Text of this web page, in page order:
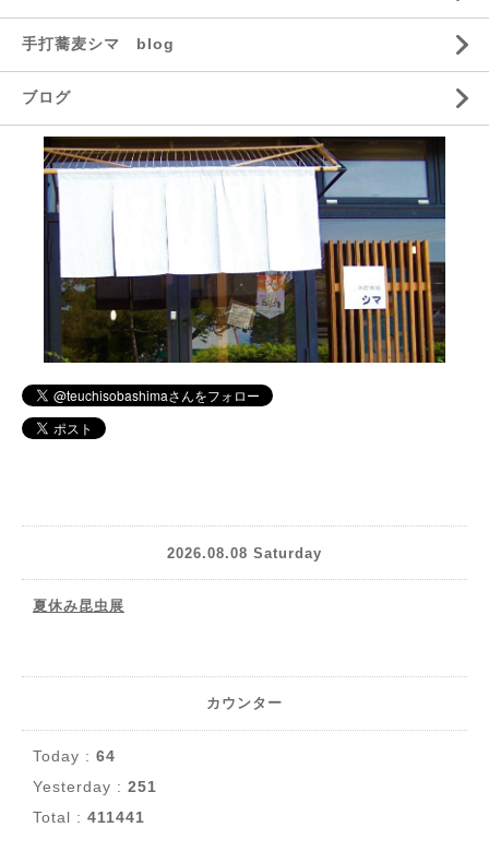
手打蕎麦シマ blog
ブログ
2026.08.08 Saturday
夏休み昆虫展
カウンター
Today : 64
Yesterday : 251
Total : 411441